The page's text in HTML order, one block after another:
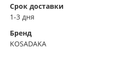
Срок доставки
1-3 дня
Бренд
KOSADAKA